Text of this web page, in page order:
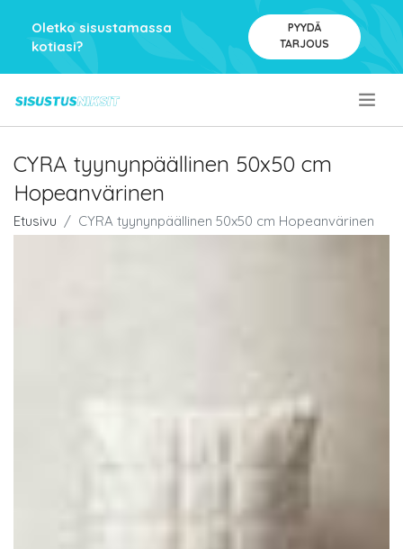
Oletko sisustamassa
kotiasi?
PYYDÄ
TARJOUS
CYRA tyynynpäällinen 50x50 cm
Hopeanvärinen
Etusivu CYRA tyynynpäällinen 50x50 cm Hopeanvärinen